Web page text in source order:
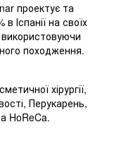
проектує та
Іспанії на своїх
використовуючи
походження.
хірургії,
Перукарень,
HoReCa.